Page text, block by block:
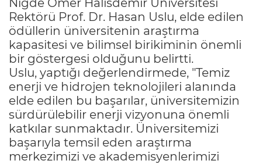
Niğde Ömer Halisdemir Üniversitesi
Rektörü Prof. Dr. Hasan Uslu, elde edilen
ödüllerin üniversitenin araştırma
kapasitesi ve bilimsel birikiminin önemli
bir göstergesi olduğunu belirtti.
Uslu, yaptığı değerlendirmede, "Temiz
enerji ve hidrojen teknolojileri alanında
elde edilen bu başarılar, üniversitemizin
sürdürülebilir enerji vizyonuna önemli
katkılar sunmaktadır. Üniversitemizi
başarıyla temsil eden araştırma
merkezimizi ve akademisyenlerimizi